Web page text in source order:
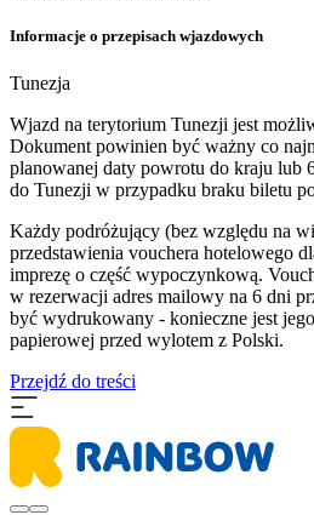
Informacje o przepisach wjazdowych
Tunezja
Wjazd na terytorium Tunezji jest
Dokument powinien być ważny co
planowanej daty powrotu do kraju lub
do Tunezji w przypadku braku biletu
Każdy podróżujący (bez względu na
przedstawienia vouchera hotelowego
imprezę o część wypoczynkową.
w rezerwacji adres mailowy na 6 dni
być wydrukowany - konieczne jest
papierowej przed wylotem z Polski.
Przejdź do treści